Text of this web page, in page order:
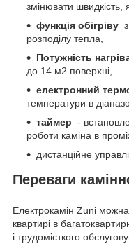
Електрокамін Zuni можна
квартирі в
і трудомісткого
Переваги
змінювати швидкість,
функція обігріву
розподілу тепла,
Потужність
до 14 м2 поверхні,
електронний
температури в
таймер -
роботи каміна в
дистанційне